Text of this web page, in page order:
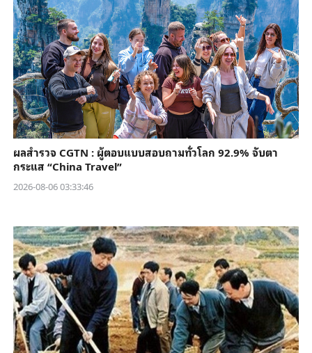
ผลสำรวจ CGTN : ผู้ตอบแบบสอบถามทั่วโลก 92.9% จับตา
กระแส “China Travel”
2026-08-06 03:33:46